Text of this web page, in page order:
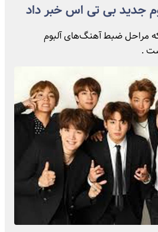
جدید بی تی اس خبر داد
مراحل ضبط آهنگ‌های آلبوم
.